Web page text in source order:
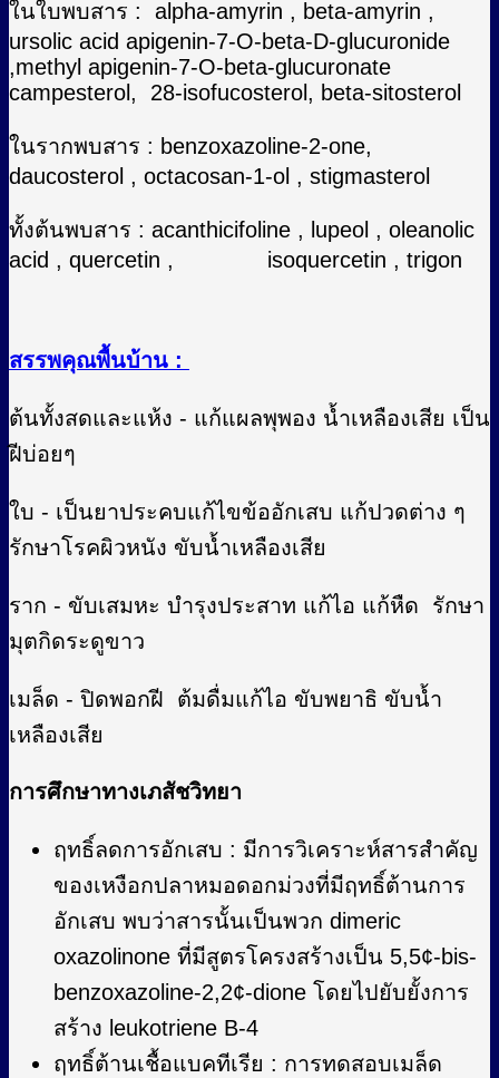
ในใบพบสาร : alpha-amyrin , beta-amyrin ,
ursolic acid apigenin-7-O-beta-D-glucuronide
,methyl apigenin-7-O-beta-glucuronate
campesterol, 28-isofucosterol, beta-sitosterol
ในรากพบสาร : benzoxazoline-2-one,
daucosterol , octacosan-1-ol , stigmasterol
ทั้งต้นพบสาร : acanthicifoline , lupeol , oleanolic
acid , quercetin , isoquercetin , trigon
สรรพคุณพื้นบ้าน :
ต้นทั้งสดและแห้ง - แก้แผลพุพอง น้ำเหลืองเสีย เป็น
ฝีบ่อยๆ
ใบ - เป็นยาประคบแก้ไขข้ออักเสบ แก้ปวดต่าง ๆ
รักษาโรคผิวหนัง ขับน้ำเหลืองเสีย
ราก - ขับเสมหะ บำรุงประสาท แก้ไอ แก้หืด รักษา
มุตกิดระดูขาว
เมล็ด - ปิดพอกฝี ต้มดื่มแก้ไอ ขับพยาธิ ขับน้ำ
เหลืองเสีย
การศึกษาทางเภสัชวิทยา
ฤทธิ์ลดการอักเสบ : มีการวิเคราะห์สารสำคัญ
ของเหงือกปลาหมอดอกม่วงที่มีฤทธิ์ต้านการ
อักเสบ พบว่าสารนั้นเป็นพวก dimeric
oxazolinone ที่มีสูตรโครงสร้างเป็น 5,5¢-bis-
benzoxazoline-2,2¢-dione โดยไปยับยั้งการ
สร้าง leukotriene B-4
ฤทธิ์ต้านเชื้อแบคทีเรีย : การทดสอบเมล็ด